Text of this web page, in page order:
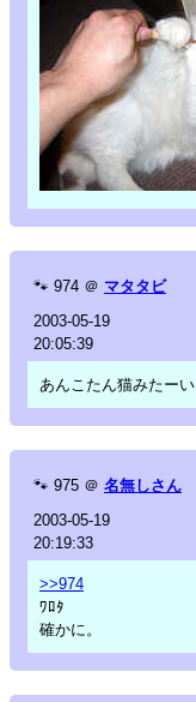
🐾 974 ＠ マタタビ
2003-05-19
20:05:39
あんこたん猫みたーい
🐾 975 ＠ 名無しさん
2003-05-19
20:19:33
>>974
ﾜﾛﾀ
確かに。